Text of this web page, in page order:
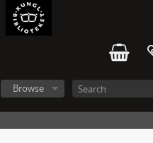
Browse